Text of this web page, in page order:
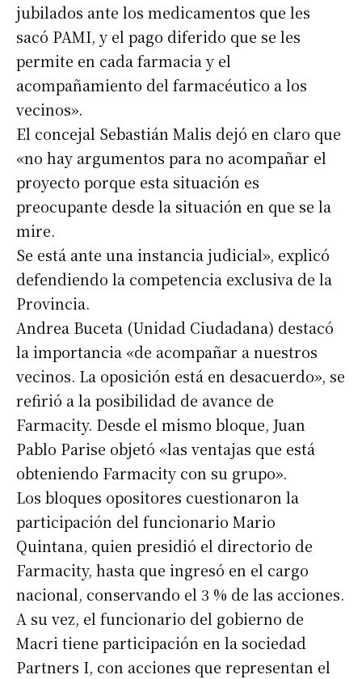
jubilados ante los medicamentos que les
sacó PAMI, y el pago diferido que se les
permite en cada farmacia y el
acompañamiento del farmacéutico a los
vecinos».
El concejal Sebastián Malis dejó en claro que
«no hay argumentos para no acompañar el
proyecto porque esta situación es
preocupante desde la situación en que se la
mire.
Se está ante una instancia judicial», explicó
defendiendo la competencia exclusiva de la
Provincia.
Andrea Buceta (Unidad Ciudadana) destacó
la importancia «de acompañar a nuestros
vecinos. La oposición está en desacuerdo», se
refirió a la posibilidad de avance de
Farmacity. Desde el mismo bloque, Juan
Pablo Parise objetó «las ventajas que está
obteniendo Farmacity con su grupo».
Los bloques opositores cuestionaron la
participación del funcionario Mario
Quintana, quien presidió el directorio de
Farmacity, hasta que ingresó en el cargo
nacional, conservando el 3 % de las acciones.
A su vez, el funcionario del gobierno de
Macri tiene participación en la sociedad
Partners I, con acciones que representan el